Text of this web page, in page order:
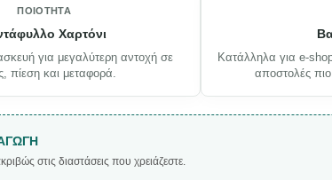
ΠΟΙΌΤΗΤΑ
Χαρτόνι
για μεγαλύτερη αντοχή σε
πίεση και μεταφορά.
Κατάλληλα για e-
αποστολές
στις διαστάσεις που χρειάζεστε.